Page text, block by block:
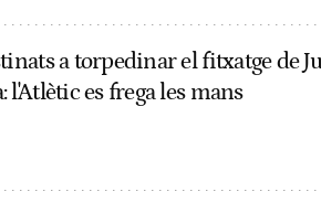
a torpedinar el fitxatge de
l'Atlètic es frega les mans